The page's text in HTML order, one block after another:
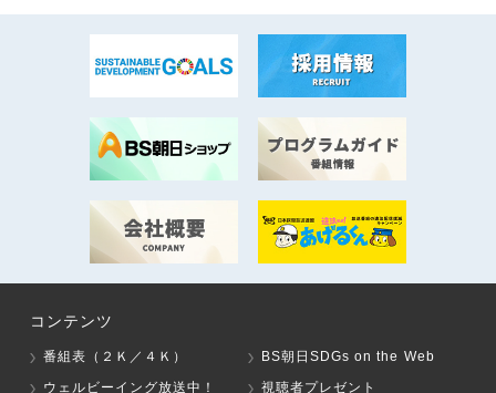
コンテンツ
番組表（２Ｋ／４Ｋ）
BS朝日SDGs on the Web
ウェルビーイング放送中！
視聴者プレゼント